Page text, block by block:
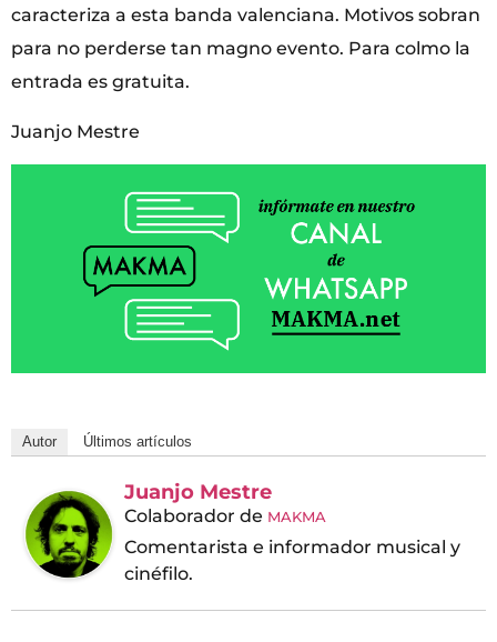
caracteriza a esta banda valenciana. Motivos sobran
para no perderse tan magno evento. Para colmo la
entrada es gratuita.
Juanjo Mestre
Autor Últimos artículos
Juanjo Mestre
Colaborador de MAKMA
Comentarista e informador musical y
cinéfilo.